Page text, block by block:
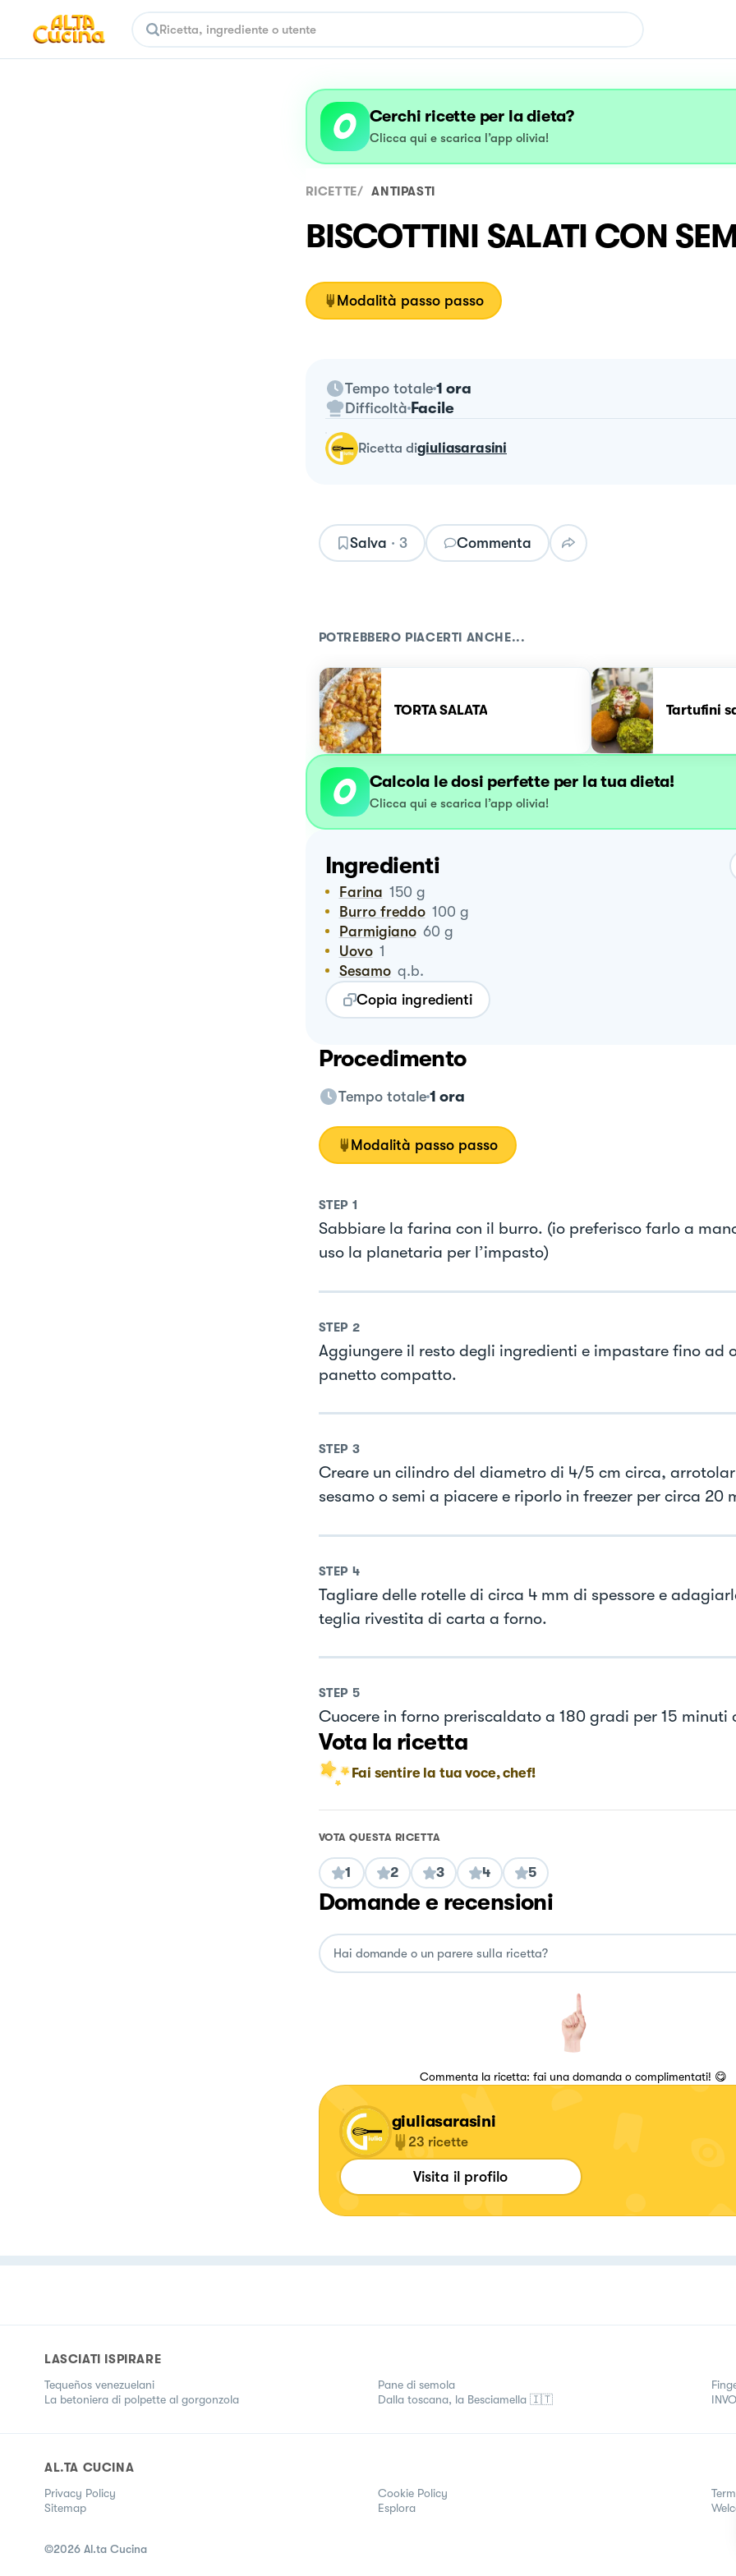
Cerchi ricette per la dieta?
Clicca qui e scarica l’app olivia!
RICETTE/ ANTIPASTI
BISCOTTINI SALATI CON
Modalità passo passo
Tempo totale 1 ora
Difficoltà Facile
ricetta digiuliasarasini
Salva · 3 Commenta
POTREBBERO PIACERTI ANCHE...
TORTA SALATA Tartufini
Calcola le dosi perfette per la tua dieta!
Clicca qui e scarica l’app olivia!
Ingredienti
Farina 150 g
Burro freddo 100 g
Parmigiano 60 g
Uovo 1
Sesamo q.b.
Copia ingredienti
Procedimento
Tempo totale 1 ora
Modalità passo passo
STEP 1
Sabbiare la farina con il burro. (io preferisco farlo a
uso la planetaria per l’impasto)
STEP 2
Aggiungere il resto degli ingredienti e impastare fino ad
panetto compatto.
STEP 3
Creare un cilindro del diametro di 4/5 cm circa,
sesamo o semi a piacere e riporlo in freezer per circa 20
STEP 4
Tagliare delle rotelle di circa 4 mm di spessore e
teglia rivestita di carta a forno.
STEP 5
Cuocere in forno preriscaldato a 180 gradi per 15 minuti
Vota la ricetta
Fai sentire la tua voce, chef!
VOTA QUESTA RICETTA
1 2 3 4 5
Domande e recensioni
Commenta la ricetta: fai una domanda o complimentati! 😋
giuliasarasini
23 ricette
Visita il profilo
LASCIATI ISPIRARE
Tequeños venezuelani
La betoniera di polpette al gorgonzola
Pane di semola
Dalla toscana, la Besciamella 🇮🇹
AL.TA CUCINA
Privacy Policy Cookie Policy
Sitemap
Esplora
©2026 Al.ta Cucina